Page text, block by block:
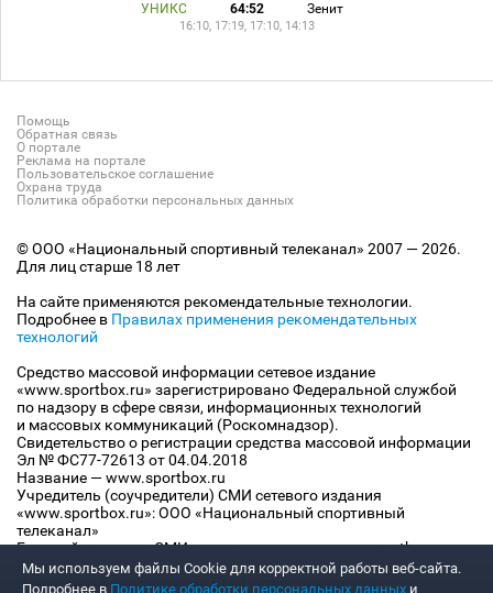
УНИКС 64:52 Зенит
16:10, 17:19, 17:10, 14:13
Помощь
Обратная связь
О портале
Реклама на портале
Пользовательское соглашение
Охрана труда
Политика обработки персональных данных
© ООО «Национальный спортивный телеканал» 2007 — 2026.
Для лиц старше 18 лет
На сайте применяются рекомендательные технологии.
Подробнее в Правилах применения рекомендательных
технологий
Средство массовой информации сетевое издание
«www.sportbox.ru» зарегистрировано Федеральной службой
по надзору в сфере связи, информационных технологий
и массовых коммуникаций (Роскомнадзор).
Свидетельство о регистрации средства массовой информации
Эл № ФС77-72613 от 04.04.2018
Название — www.sportbox.ru
Учредитель (соучредители) СМИ сетевого издания
«www.sportbox.ru»: ООО «Национальный спортивный
телеканал»
Главный редактор СМИ сетевого издания «www.sportbox.ru»:
Конов В.А.
Номер телефона редакции СМИ сетевого издания
Мы используем файлы Сookie для корректной работы веб-сайта.
Подробнее в Политике обработки персональных данных и